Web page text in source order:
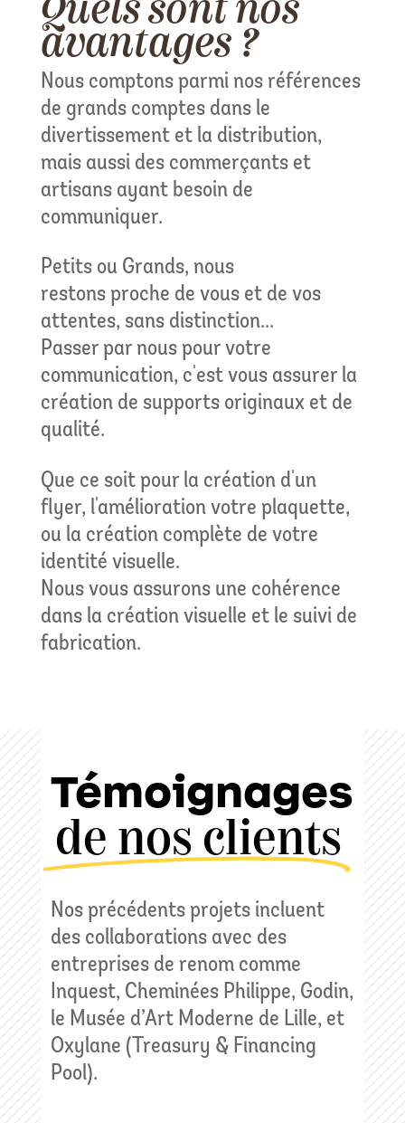
avantages ?
Nous comptons parmi nos références
de grands comptes dans le
divertissement et la distribution,
mais aussi des commerçants et
artisans ayant besoin de
communiquer.
Petits ou Grands, nous
restons proche de vous et de vos
attentes, sans distinction...
Passer par nous pour votre
communication, c'est vous assurer la
création de supports originaux et de
qualité.
Que ce soit pour la création d'un
flyer, l'amélioration votre plaquette,
ou la création complète de votre
identité visuelle.
Nous vous assurons une cohérence
dans la création visuelle et le suivi de
fabrication.
Témoignages
de nos clients
Nos précédents projets incluent
des collaborations avec des
entreprises de renom comme
Inquest, Cheminées Philippe, Godin,
le Musée d’Art Moderne de Lille, et
Oxylane (Treasury & Financing
Pool).